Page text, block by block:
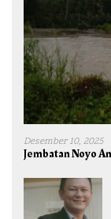
Desember 10, 2025
Jembatan Noyo